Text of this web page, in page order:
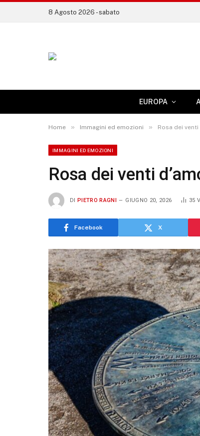
8 Agosto 2026 - sabato
EUROPA
Home » Immagini ed emozioni » Rosa dei venti
IMMAGINI ED EMOZIONI
Rosa dei venti
DI PIETRO RAGNI GIUGNO 20, 2026 35
Facebook X